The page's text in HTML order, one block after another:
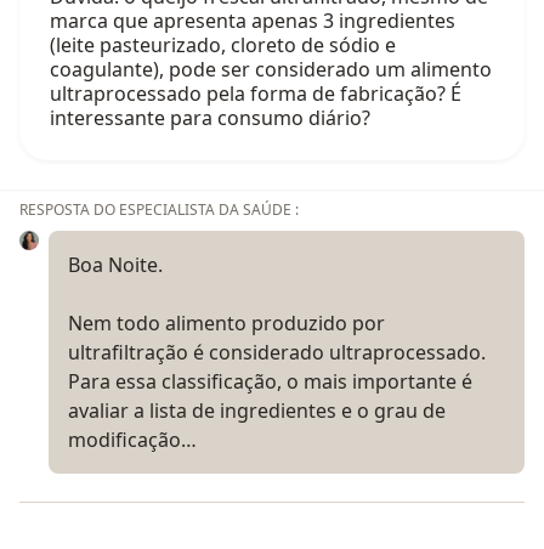
marca que apresenta apenas 3 ingredientes
(leite pasteurizado, cloreto de sódio e
coagulante), pode ser considerado um alimento
ultraprocessado pela forma de fabricação? É
interessante para consumo diário?
RESPOSTA DO ESPECIALISTA DA SAÚDE :
Boa Noite.
Nem todo alimento produzido por
ultrafiltração é considerado ultraprocessado.
Para essa classificação, o mais importante é
avaliar a lista de ingredientes e o grau de
modificação…